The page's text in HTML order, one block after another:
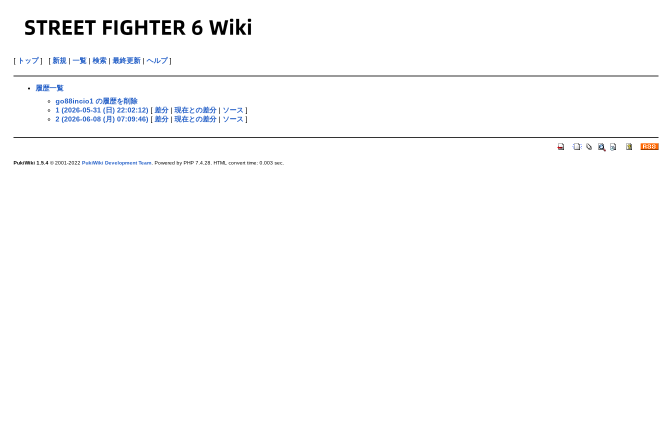
[ トップ] [ 新規| 一覧| 検索| 最終更新| ヘルプ]
履歴一覧
go88incio1 の履歴を削除
1 (2026-05-31 (日) 22:02:12) [ 差分| 現在との差分| ソース ]
2 (2026-06-08 (月) 07:09:46) [ 差分| 現在との差分| ソース ]
PukiWiki 1.5.4© 2001-2022 PukiWiki Development Team. Powered by PHP 7.4.28. HTML convert time: 0.003 sec.